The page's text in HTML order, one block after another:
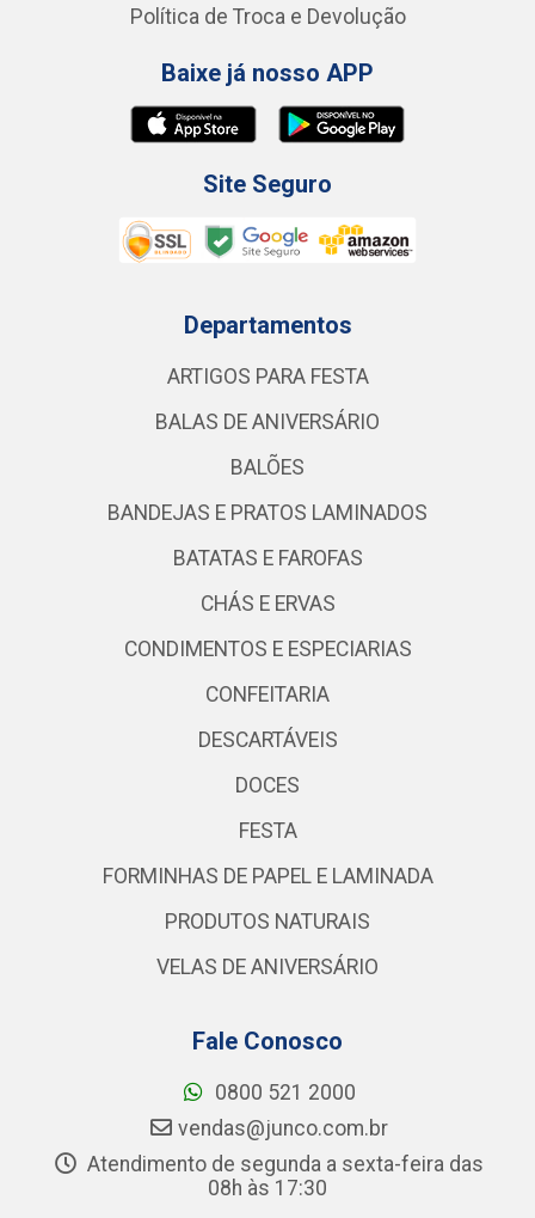
Política de Troca e Devolução
Baixe já nosso APP
Site Seguro
Departamentos
ARTIGOS PARA FESTA
BALAS DE ANIVERSÁRIO
BALÕES
BANDEJAS E PRATOS LAMINADOS
BATATAS E FAROFAS
CHÁS E ERVAS
CONDIMENTOS E ESPECIARIAS
CONFEITARIA
DESCARTÁVEIS
DOCES
FESTA
FORMINHAS DE PAPEL E LAMINADA
PRODUTOS NATURAIS
VELAS DE ANIVERSÁRIO
Fale Conosco
0800 521 2000
vendas@junco.com.br
Atendimento de segunda a sexta-feira das
08h às 17:30